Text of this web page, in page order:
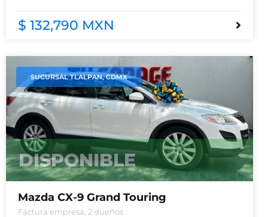
$ 132,790 MXN
SUCURSAL TLALPAN, CDMX
DISPONIBLE
Mazda CX-9 Grand Touring
Factura empresa, 2 dueños